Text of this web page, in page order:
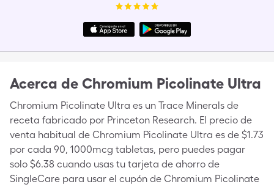
Acerca de Chromium Picolinate Ultra
Chromium Picolinate Ultra es un Trace Minerals de
receta fabricado por Princeton Research. El precio de
venta habitual de Chromium Picolinate Ultra es de $1.73
por cada 90, 1000mcg tabletas, pero puedes pagar
solo $6.38 cuando usas tu tarjeta de ahorro de
SingleCare para usar el cupón de Chromium Picolinate